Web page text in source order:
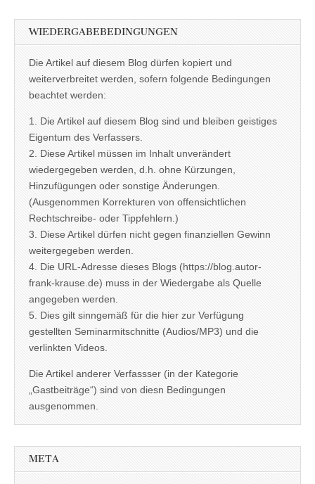
WIEDERGABEBEDINGUNGEN
Die Artikel auf diesem Blog dürfen kopiert und
weiterverbreitet werden, sofern folgende Bedingungen
beachtet werden:
1. Die Artikel auf diesem Blog sind und bleiben geistiges
Eigentum des Verfassers.
2. Diese Artikel müssen im Inhalt unverändert
wiedergegeben werden, d.h. ohne Kürzungen,
Hinzufügungen oder sonstige Änderungen.
(Ausgenommen Korrekturen von offensichtlichen
Rechtschreibe- oder Tippfehlern.)
3. Diese Artikel dürfen nicht gegen finanziellen Gewinn
weitergegeben werden.
4. Die URL-Adresse dieses Blogs (https://blog.autor-
frank-krause.de) muss in der Wiedergabe als Quelle
angegeben werden.
5. Dies gilt sinngemäß für die hier zur Verfügung
gestellten Seminarmitschnitte (Audios/MP3) und die
verlinkten Videos.
Die Artikel anderer Verfassser (in der Kategorie
„Gastbeiträge“) sind von diesn Bedingungen
ausgenommen.
META